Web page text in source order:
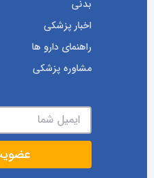
بدنی
اخبار پزشکی
راهنمای دارو ها
مشاوره پزشکی